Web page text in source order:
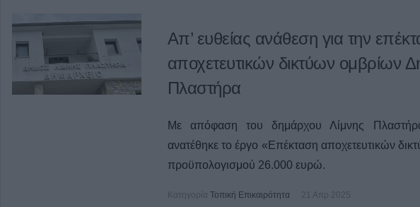
Απ’ ευθείας ανάθεση για την
αποχετευτικών δικτύων ομβρίων
Πλαστήρα
Με απόφαση του δημάρχου Λίμνης
ανατέθηκε το έργο «Επέκταση αποχετευτικών
προϋπολογισμού 26.000 ευρώ.
Κατηγορία Τοπική Επικαιρότητα 21 Απρ 2025